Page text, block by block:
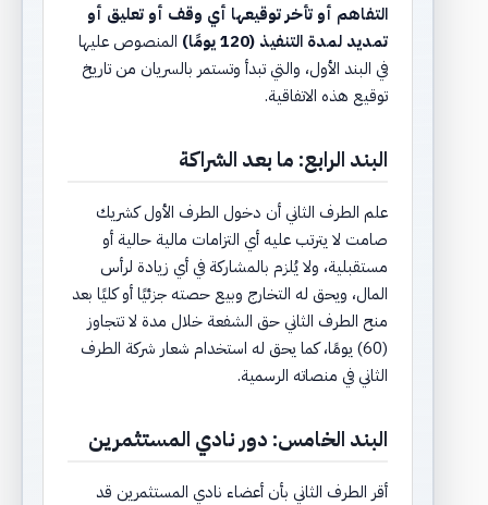
التفاهم أو تأخر توقيعها أي وقف أو تعليق أو
تمديد لمدة التنفيذ (120 يومًا)
المنصوص عليها
في البند الأول، والتي تبدأ وتستمر بالسريان من تاريخ
توقيع هذه الاتفاقية.
البند الرابع: ما بعد الشراكة
علم الطرف الثاني أن دخول الطرف الأول كشريك
صامت لا يترتب عليه أي التزامات مالية حالية أو
مستقبلية، ولا يُلزم بالمشاركة في أي زيادة لرأس
المال، ويحق له التخارج وبيع حصته جزئيًا أو كليًا بعد
منح الطرف الثاني حق الشفعة خلال مدة لا تتجاوز
(60) يومًا، كما يحق له استخدام شعار شركة الطرف
الثاني في منصاته الرسمية.
البند الخامس: دور نادي المستثمرين
أقر الطرف الثاني بأن أعضاء نادي المستثمرين قد